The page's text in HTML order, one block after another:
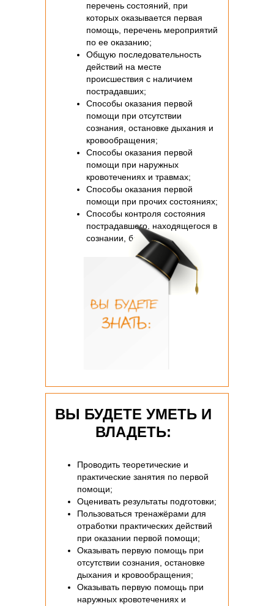
перечень состояний, при
которых оказывается первая
помощь, перечень мероприятий
по ее оказанию;
Общую последовательность
действий на месте
происшествия с наличием
пострадавших;
Способы оказания первой
помощи при отсутствии
сознания, остановке дыхания и
кровообращения;
Способы оказания первой
помощи при наружных
кровотечениях и травмах;
Способы оказания первой
помощи при прочих состояниях;
Способы контроля состояния
пострадавшего, находящегося в
сознании, без сознания.
Проводить теоретические и
практические занятия по первой
помощи;
Оценивать результаты подготовки;
Пользоваться тренажёрами для
отработки практических действий
при оказании первой помощи;
Оказывать первую помощь при
отсутствии сознания, остановке
дыхания и кровообращения;
Оказывать первую помощь при
наружных кровотечениях и
ВЫ БУДЕТЕ УМЕТЬ И
ВЛАДЕТЬ: